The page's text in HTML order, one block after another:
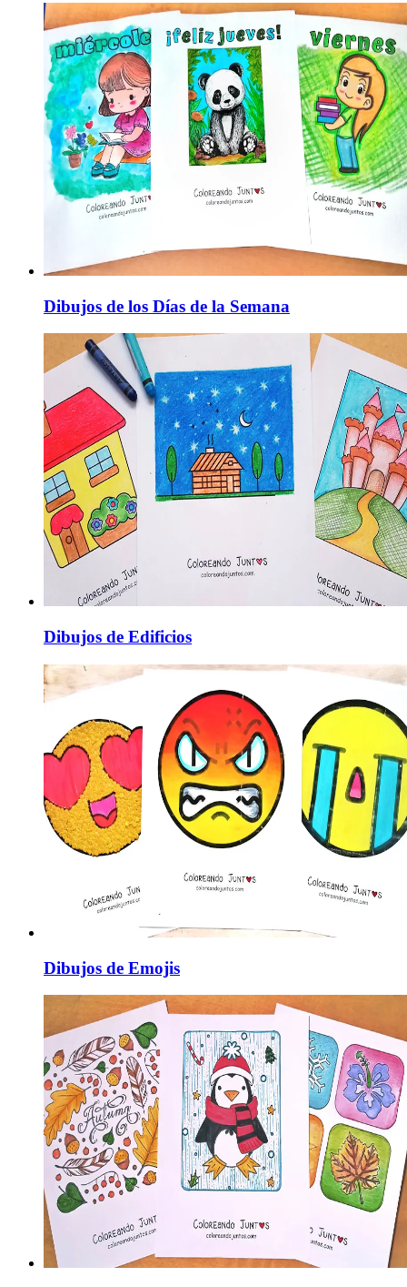
Dibujos de los Días de la Semana
Dibujos de Edificios
Dibujos de Emojis